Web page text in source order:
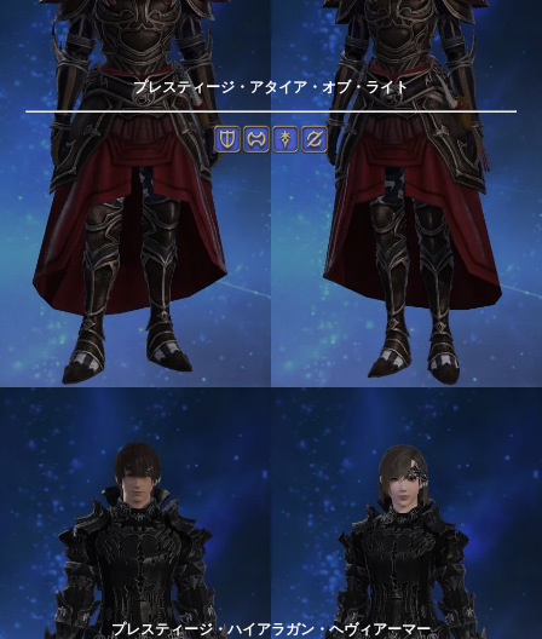
プレスティージ・アタイア・オブ・ライト
プレスティージ・ハイアラガン・ヘヴィアーマー